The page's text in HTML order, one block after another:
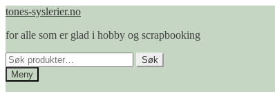
Hopp
navigasjon
Hopp
innhold
tones-syslerier.no
for alle som er glad i hobby og scrapbooking
Søk
etter:
Søk
Meny